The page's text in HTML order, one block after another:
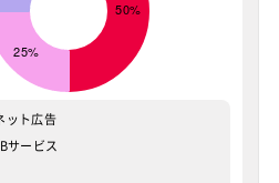
ット広告
サービス